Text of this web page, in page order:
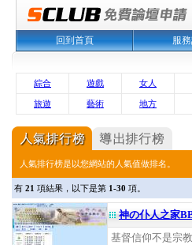
回到首頁 服
綜合 遊戲 女人
旅遊 藝術 地方
人氣排行榜是以您網站的人氣值做排名。
有 21 項結果，以下是第 1-30 項。
神の仆人之家
基督信仰不是宗